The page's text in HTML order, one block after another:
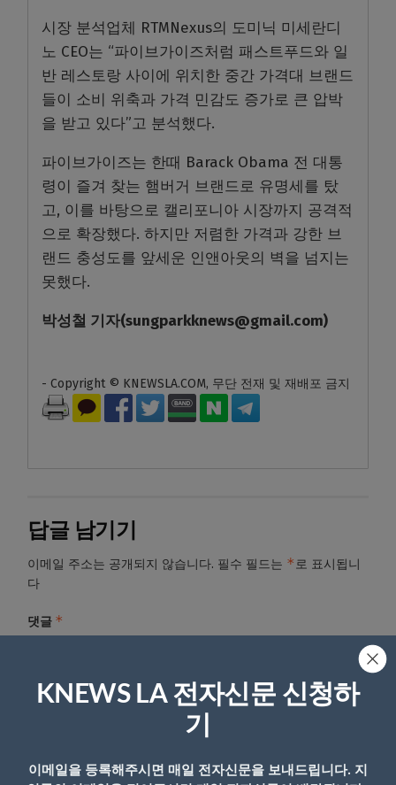
시장 분석업체 RTMNexus의 도미닉 미세란디
노 CEO는 “파이브가이즈처럼 패스트푸드와 일
반 레스토랑 사이에 위치한 중간 가격대 브랜드
들이 소비 위축과 가격 민감도 증가로 큰 압박
을 받고 있다”고 분석했다.
파이브가이즈는 한때 Barack Obama 전 대통
령이 즐겨 찾는 햄버거 브랜드로 유명세를 탔
고, 이를 바탕으로 캘리포니아 시장까지 공격적
으로 확장했다. 하지만 저렴한 가격과 강한 브
랜드 충성도를 앞세운 인앤아웃의 벽을 넘지는
못했다.
박성철 기자(sungparkknews@gmail.com)
- Copyright © KNEWSLA.COM, 무단 전재 및 재배포 금지
답글 남기기
이메일 주소는 공개되지 않습니다. 필수 필드는 *로 표시됩니
다
댓글 *
KNEWS LA 전자신문 신청하
기
이메일을 등록해주시면 매일 전자신문을 보내드립니다. 지